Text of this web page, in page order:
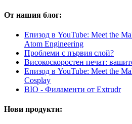
От нашия блог:
Епизод в YouTube: Meet the
Atom Engineering
Проблеми с първия слой?
Високоскоростен печат:
Епизод в YouTube: Meet the
Cosplay
BIO - Филаменти от Extrudr
Нови продукти: